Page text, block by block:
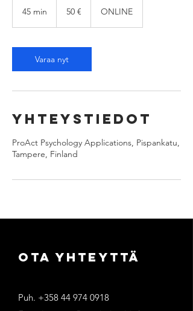
45 min
i
n
50 € ONLINE
Varaa nyt
Yhteystiedot
ProAct Psychology Applications, Pispankatu,
Tampere, Finland
Ota yhteyttä
Puh. +358 44 974 0918